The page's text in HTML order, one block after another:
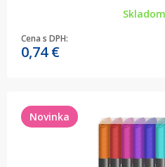
Cena s DPH:
0,74€
Novinka